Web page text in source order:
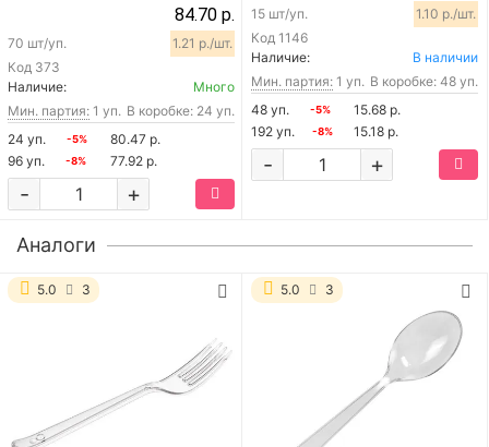
84.70 р.
Код 373
70 шт/уп. 1.21 р./шт.
Наличие:
Много
Мин. партия: 1 уп. В коробке: 24 уп.
24 уп.
-5%
80.47 р.
96 уп.
-8% 77.92 р.
+
-
Код 1146
15 шт/уп. 1.10 р./шт.
Наличие:
В наличии
Мин. партия: 1 уп. В коробке: 48 уп.
48 уп.
-5%
15.68 р.
192 уп.
-8% 15.18 р.
+
-
Аналоги
5.0 3 5.0 3